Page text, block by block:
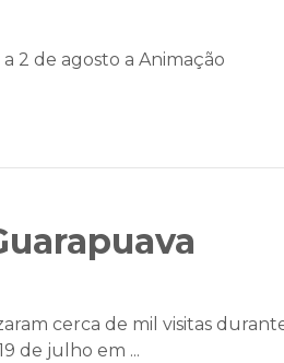
2 de agosto a Animação
cerca de mil visitas
de julho em ...